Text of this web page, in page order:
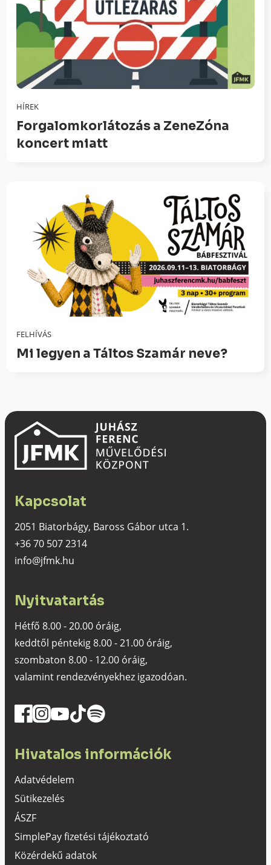
HÍREK
Forgalomkorlátozás a ZeneZóna
koncert miatt
FELHÍVÁS
Mi legyen a Táltos Szamár neve?
Kapcsolat
2051 Biatorbágy, Baross Gábor utca 1.
+36 70 507 2314
info@jfmk.hu
Nyitvatartás
Hétfő 8.00 - 20.00 óráig,
keddtől péntekig 8.00 - 21.00 óráig,
szombaton 8.00 - 12.00 óráig,
valamint rendezvényekhez igazodóan.
Hivatalos információk
Adatvédelem
Sütikezelés
ÁSZF
SimplePay fizetési tájékoztató
Közérdekű adatok